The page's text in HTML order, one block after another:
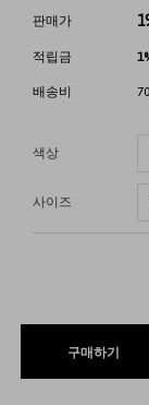
판매가
적립금
배송비
색상
사이즈
구매하기